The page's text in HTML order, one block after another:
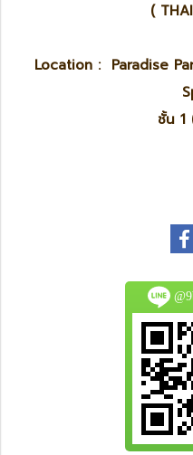
(
Location : Paradise
ชั้น 1